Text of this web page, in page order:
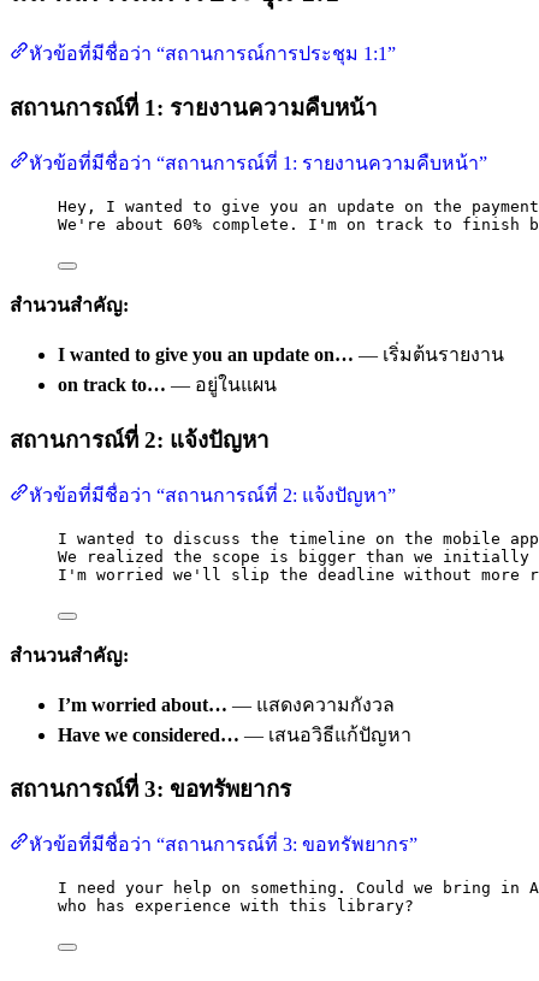
หัวข้อที่มีชื่อว่า “สถานการณ์การประชุม 1:1”
สถานการณ์ที่ 1: รายงานความคืบหน้า
หัวข้อที่มีชื่อว่า “สถานการณ์ที่ 1: รายงานความคืบหน้า”
Hey, I wanted to give you an update on the
We're about 60% complete. I'm on track to finish
สำนวนสำคัญ:
I wanted to give you an update on… — เริ่มต้นรายงาน
on track to… — อยู่ในแผน
สถานการณ์ที่ 2: แจ้งปัญหา
หัวข้อที่มีชื่อว่า “สถานการณ์ที่ 2: แจ้งปัญหา”
I wanted to discuss the timeline on the mobile
We realized the scope is bigger than we initially
I'm worried we'll slip the deadline without more
สำนวนสำคัญ:
I’m worried about… — แสดงความกังวล
Have we considered… — เสนอวิธีแก้ปัญหา
สถานการณ์ที่ 3: ขอทรัพยากร
หัวข้อที่มีชื่อว่า “สถานการณ์ที่ 3: ขอทรัพยากร”
I need your help on something. Could we bring in
who has experience with this library?